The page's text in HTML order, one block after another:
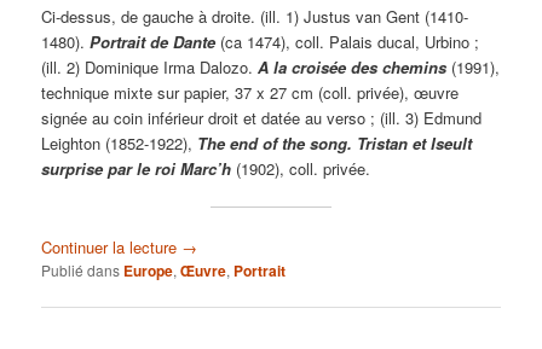
Ci-dessus, de gauche à droite. (ill. 1) Justus van Gent (1410-
1480).Portrait de Dante (ca 1474), coll. Palais ducal, Urbino ;
(ill. 2) Dominique Irma Dalozo.A la croisée des chemins (1991),
technique mixte sur papier, 37 x 27 cm (coll. privée), œuvre
signée au coin inférieur droit et datée au verso ; (ill. 3) Edmund
Leighton (1852-1922), The end of the song. Tristan et Iseult
surprise par le roi Marc’h (1902), coll. privée.
Continuer la lecture →
Publié dans Europe,Œuvre, Portrait